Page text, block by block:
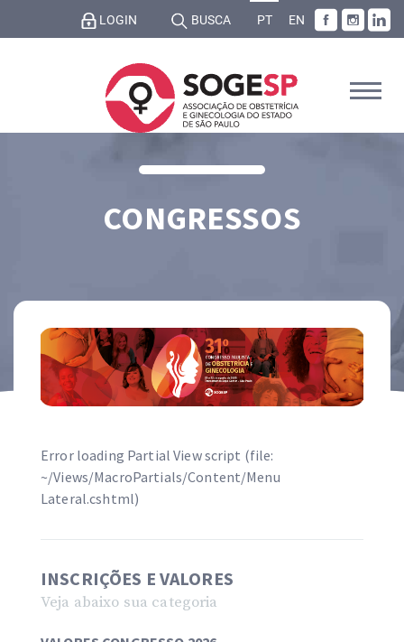
LOGIN BUSCA PT EN
CONGRESSOS
CONGRESSO
Error loading Partial View script (file:
~/Views/MacroPartials/Content/Menu
Lateral.cshtml)
INSCRIÇÕES E VALORES
Veja abaixo sua categoria